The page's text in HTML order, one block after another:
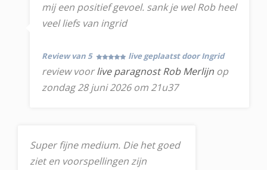
mij een positief gevoel. sank je wel Rob heel
veel liefs van ingrid
Review van 5 live geplaatst door Ingrid
review voorlive paragnost Rob Merlijn op
zondag 28 juni 2026 om 21u37
Super fijne medium. Die het goed
ziet en voorspellingen zijn